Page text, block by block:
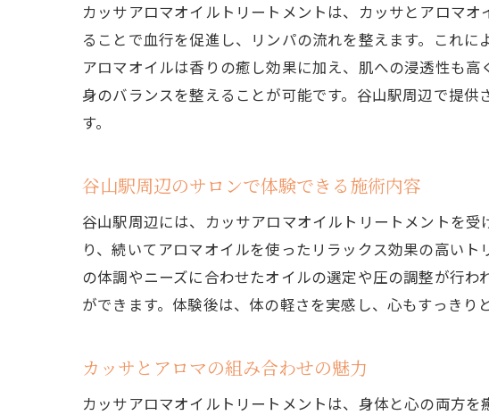
相乗効果で得
日常に取り入
ストレス解消
カッサによる
アロマオイル
心身のバラン
冷え性改善に
自宅でできる
谷山駅で究極のリ
人気サロンが
カッサアロマオイルトリートメントは、カッサとアロマ
ることで血行を促進し、リンパの流れを整えます。これ
アロマオイルは香りの癒し効果に加え、肌への浸透性も
身のバランスを整えることが可能です。谷山駅周辺で提
す。
谷山駅周辺のサロンで体験できる施術内容
谷山駅周辺には、カッサアロマオイルトリートメントを
り、続いてアロマオイルを使ったリラックス効果の高い
の体調やニーズに合わせたオイルの選定や圧の調整が行
ができます。体験後は、体の軽さを実感し、心もすっきり
カッサとアロマの組み合わせの魅力
カッサアロマオイルトリートメントは、身体と心の両方